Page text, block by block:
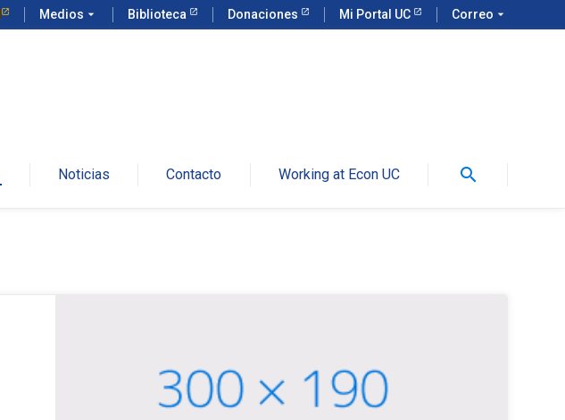
Medios arrow_drop_down Biblioteca Donaciones Mi Portal UC Correo arrow_drop_down
Noticias Contacto Working at Econ UC search